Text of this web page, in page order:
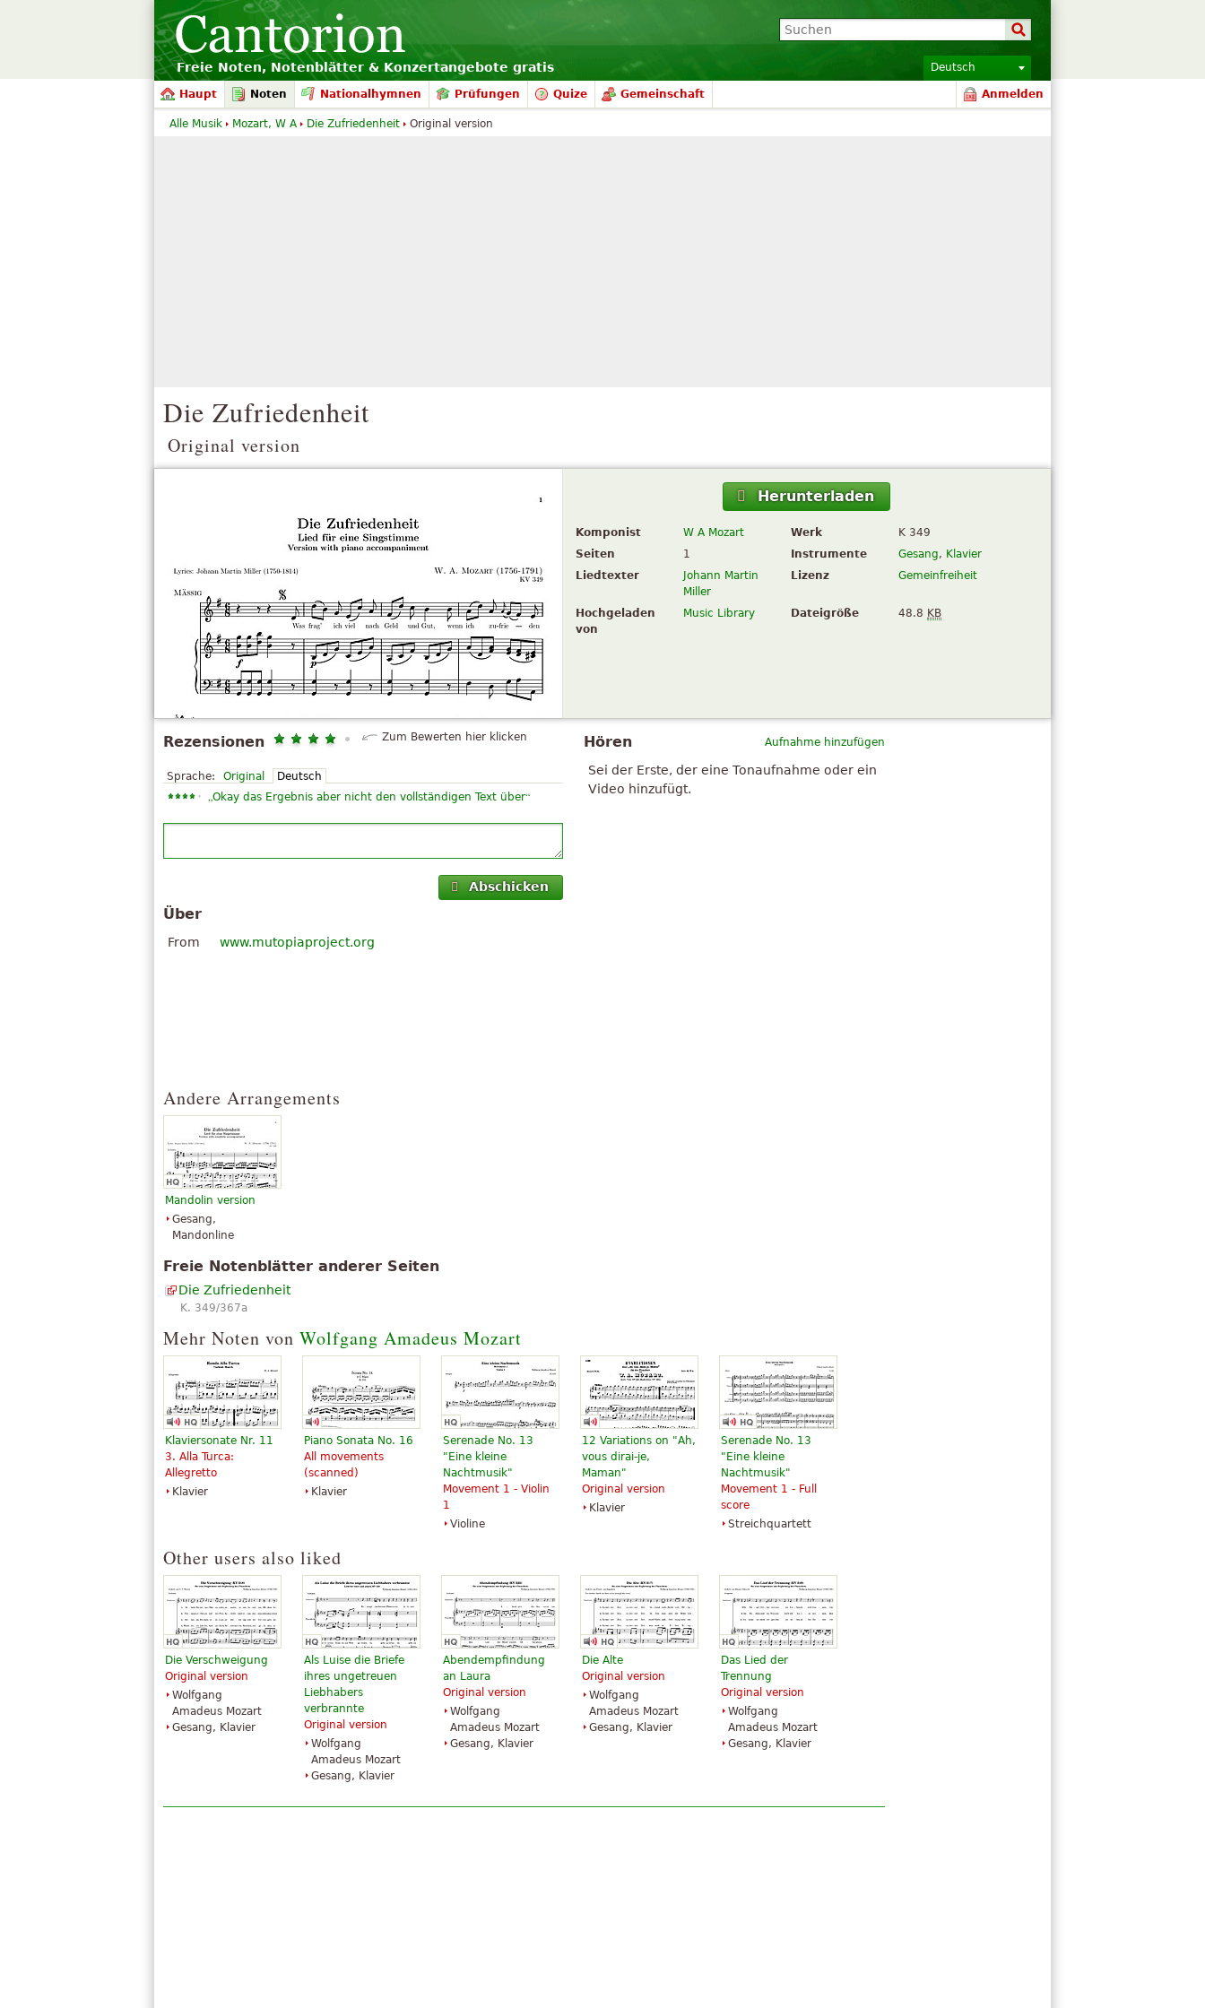
Freie Noten, Notenblätter & Konzertangebote gratis Deutsch
Haupt Noten Nationalhymnen Prüfungen Quize Gemeinschaft Anmelden
Die Zufriedenheit
Original version
Herunterladen
Komponist W A Mozart Werk
K 349
Seiten
1 Instrumente Gesang, Klavier
Liedtexter
Johann Martin
Miller
Lizenz Gemeinfreiheit
Hochgeladen
von
Music Library Dateigröße 48.8 KB
Aufnahme hinzufügen
Hören
Sei der Erste, der eine Tonaufnahme oder ein
Video hinzufügt.
Rezensionen Zum Bewerten hier klicken
Sprache: Original Deutsch
„Okay das Ergebnis aber nicht den vollständigen Text über“
Abschicken
Über
From www.mutopiaproject.org
Andere Arrangements
Mandolin version
Gesang,
Mandonline
Freie Notenblätter anderer Seiten
Die Zufriedenheit
K. 349/367a
Mehr Noten von Wolfgang Amadeus Mozart
Klaviersonate Nr. 11
3. Alla Turca:
Allegretto
Klavier
Piano Sonata No. 16
All movements
(scanned)
Klavier
Serenade No. 13
"Eine kleine
Nachtmusik"
Movement 1 - Violin
1
Violine
12 Variations on "Ah,
vous dirai-je,
Maman"
Original version
Klavier
Serenade No. 13
"Eine kleine
Nachtmusik"
Movement 1 - Full
score
Streichquartett
Other users also liked
Die Verschweigung
Original version
Wolfgang
Amadeus Mozart
Gesang, Klavier
Als Luise die Briefe
ihres ungetreuen
Liebhabers
verbrannte
Original version
Wolfgang
Amadeus Mozart
Gesang, Klavier
Abendempfindung
an Laura
Original version
Wolfgang
Amadeus Mozart
Gesang, Klavier
Die Alte
Original version
Wolfgang
Amadeus Mozart
Gesang, Klavier
Das Lied der
Trennung
Original version
Wolfgang
Amadeus Mozart
Gesang, Klavier
Alle Musik Mozart, W A Die Zufriedenheit Original version